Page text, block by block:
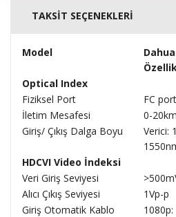
TAKSİT SEÇENEKLERİ
Model
Optical Index
Fiziksel Port
FC
İletim Mesafesi
0-20km
Giriş/ Çıkış Dalga Boyu
Verici:
HDCVI Video İndeksi
Veri Giriş Seviyesi
Alıcı Çıkış Seviyesi
1Vp-p
Giriş Otomatik Kablo